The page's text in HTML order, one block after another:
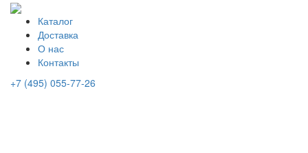
Каталог
Доставка
О нас
Контакты
+7 (495) 055-77-26